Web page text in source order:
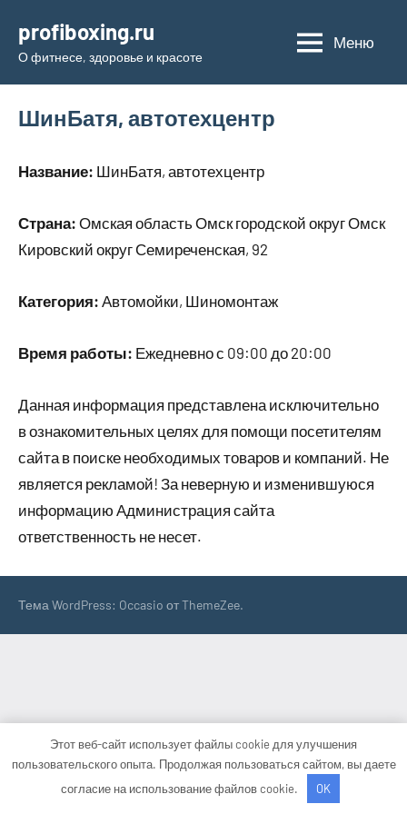
содержимому
profiboxing.ru
О фитнесе, здоровье и красоте
Меню
ШинБатя, автотехцентр
Название: ШинБатя, автотехцентр
Страна: Омская область Омск городской округ Омск
Кировский округ Семиреченская, 92
Категория: Автомойки, Шиномонтаж
Время работы: Ежедневно с 09:00 до 20:00
Данная информация представлена исключительно
в ознакомительных целях для помощи посетителям
сайта в поиске необходимых товаров и компаний. Не
является рекламой! За неверную и изменившуюся
информацию Администрация сайта
ответственность не несет.
Тема WordPress: Occasio от ThemeZee.
Этот веб-сайт использует файлы cookie для улучшения
пользовательского опыта. Продолжая пользоваться сайтом, вы даете
согласие на использование файлов cookie.
OK